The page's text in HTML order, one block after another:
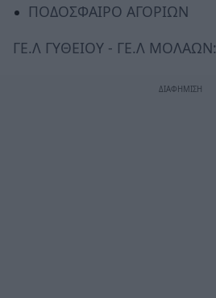
ΠΟΔΟΣΦΑΙΡΟ ΑΓΟΡΙΩΝ
ΓΕ.Λ ΓΥΘΕΙΟΥ - ΓΕ.Λ ΜΟΛΑΩΝ: